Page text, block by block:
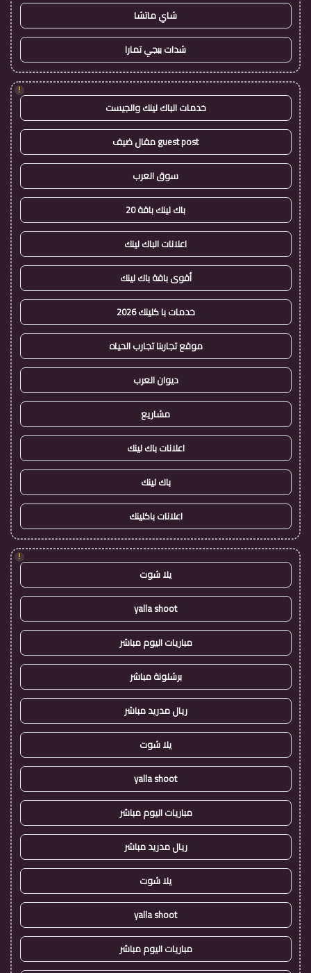
شاي ماتشا
شدات ببجي تمارا
!
خدمات الباك لينك والجيست
guest post مقال ضيف
سوق العرب
باك لينك باقة 20
اعلانات الباك لينك
أقوى باقة باك لينك
خدمات با كلينك 2026
موقع تجاربنا تجارب الحياه
ديوان العرب
مشاريع
اعلانات باك لينك
باك لينك
اعلانات باكلينك
!
يلا شوت
yalla shoot
مباريات اليوم مباشر
برشلونة مباشر
ريال مدريد مباشر
يلا شوت
yalla shoot
مباريات اليوم مباشر
ريال مدريد مباشر
يلا شوت
yalla shoot
مباريات اليوم مباشر